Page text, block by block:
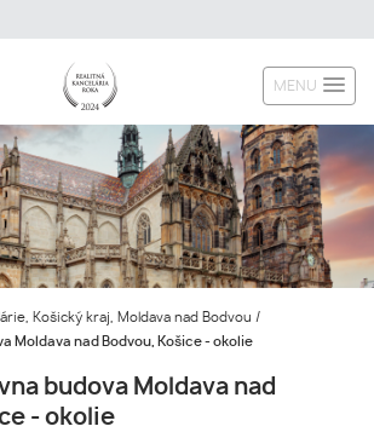
MENU
Košický kraj, Moldava nad Bodvou /
Moldava nad Bodvou, Košice - okolie
budova Moldava nad
- okolie